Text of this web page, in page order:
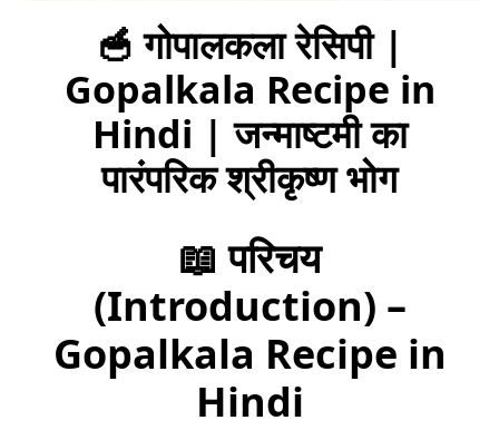
🥣 गोपालकला रेसिपी |
Gopalkala Recipe in
Hindi | जन्माष्टमी का
पारंपरिक श्रीकृष्ण भोग
📖परिचय
(Introduction) –
Gopalkala Recipe in
Hindi